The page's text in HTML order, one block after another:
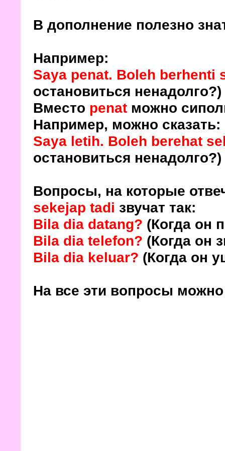
В дополнение полезно
Например:
Saya penat. Boleh berhenti
остановиться ненадолго?)
Вместо penat можно
Например, можно сказать:
Saya letih. Boleh berehat
остановиться ненадолго?)
Вопросы, на которые
sekejap tadi звучат так:
Bila dia datang? (Когда он
Bila dia telefon? (Когда он
Bila dia keluar? (Когда он
На все эти вопросы